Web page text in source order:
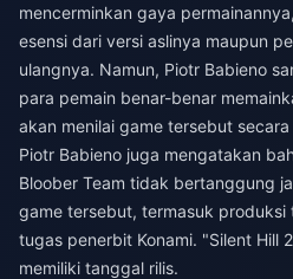
mencerminkan gaya
esensi dari versi aslinya maupun
ulangnya. Namun, Piotr Babieno
para pemain benar-benar
akan menilai game tersebut
Piotr Babieno juga mengatakan
Bloober Team tidak bertanggung
game tersebut, termasuk produksi
tugas penerbit Konami. "Silent Hill
memiliki tanggal rilis.